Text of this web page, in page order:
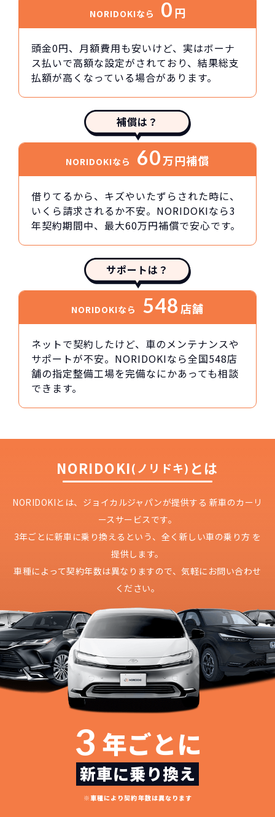
NORIDOKIなら 0円
頭金0円、月額費用も安いけど、実はボーナ
ス払いで高額な設定がされており、結果総支
払額が高くなっている場合があります。
補償は？
NORIDOKIなら 60万円補償
借りてるから、キズやいたずらされた時に、
いくら請求されるか不安。NORIDOKIなら3
年契約期間中、最大60万円補償で安心です。
サポートは？
NORIDOKIなら 548 店舗
ネットで契約したけど、車のメンテナンスや
サポートが不安。NORIDOKIなら全国548店
舗の指定整備工場を完備なにかあっても相談
できます。
NORIDOKI(ノリドキ) とは
NORIDOKIとは、ジョイカルジャパンが提供する 新車のカーリ
ースサービスです。
3年ごとに新車に乗り換えるという、 全く新しい車の乗り方 を
提供します。
車種によって契約年数は異なりますので、気軽にお問い合わせ
ください。
3 年ごとに
新車に乗り換え
※車種により契約年数は異なります
どこよりも安く ご契約いただけます！
NORIDOKIは高残価設定を実現！
短期間だから安心！
NORIDOKIなら短期リースでも安いんです！
月々定額料金で安心
NORIDOKIなら頭金・ボーナス払い・諸経費・税